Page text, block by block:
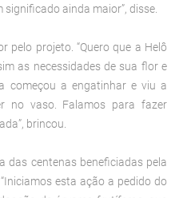
ainda maior”, disse.
pelo projeto. “Quero que a Helô
as necessidades de sua flor e
começou a engatinhar e viu a
no vaso. Falamos para fazer
brincou.
das centenas beneficiadas pela
esta ação a pedido do